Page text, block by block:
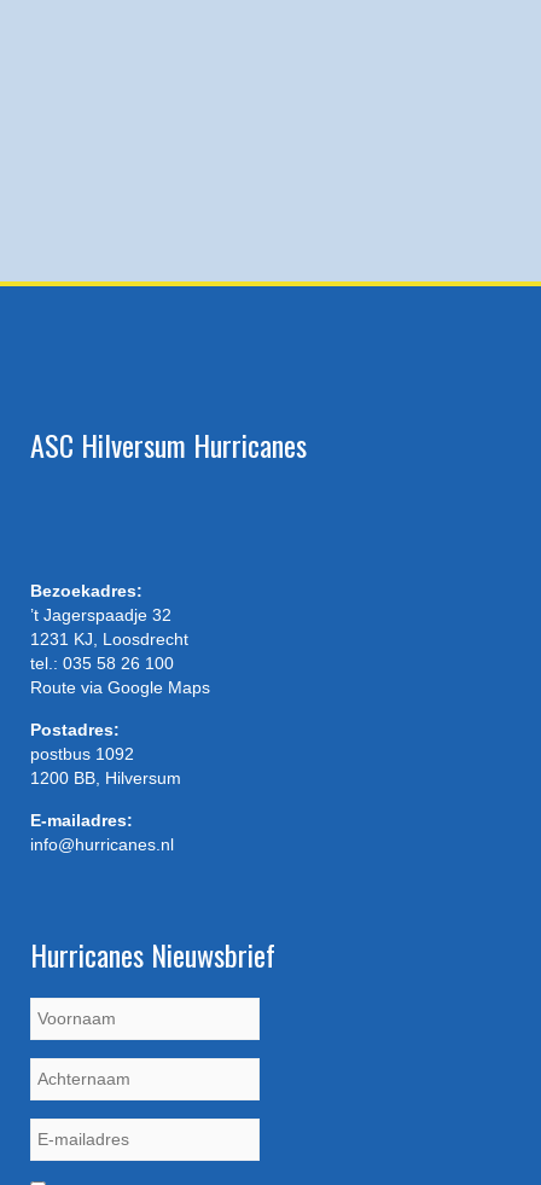
ASC Hilversum Hurricanes
Bezoekadres:
’t Jagerspaadje 32
1231 KJ, Loosdrecht
tel.: 035 58 26 100
Route via Google Maps
Postadres:
postbus 1092
1200 BB, Hilversum
E-mailadres:
info@hurricanes.nl
Hurricanes Nieuwsbrief